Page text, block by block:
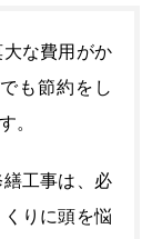
な費用がか
も節約をし
。
工事は、必
りに頭を悩